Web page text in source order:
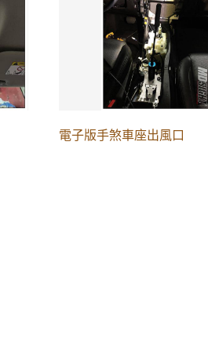
電子版手煞車座出風口